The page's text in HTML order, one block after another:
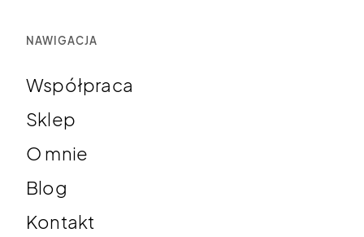
NAWIGACJA
Współpraca
Sklep
O mnie
Blog
Kontakt